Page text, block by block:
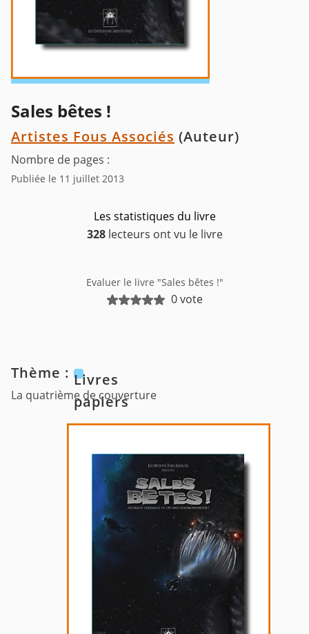
Sales bêtes !
Artistes Fous Associés (Auteur)
Nombre de pages :
Publiée le 11 juillet 2013
Les statistiques du livre
328lecteurs ont vu le livre
Evaluer le livre "Sales bêtes !"
0 vote
Thème : Livres
papiers
La quatrième de couverture